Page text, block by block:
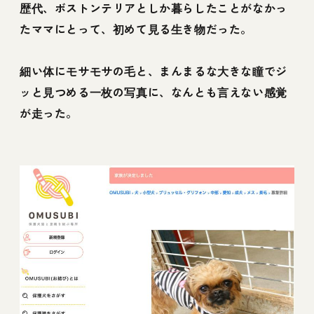
歴代、ボストンテリアとしか暮らしたことがなかっ
たママにとって、初めて見る生き物だった。
細い体にモサモサの毛と、まんまるな大きな瞳でジ
ッと見つめる一枚の写真に、なんとも言えない感覚
が走った。